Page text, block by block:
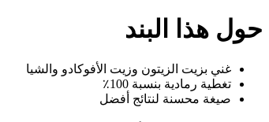
حول هذا البند
غني بزيت الزيتون وزيت الأفوكادو والشيا
تغطية رمادية بنسبة 100٪
صيغة محسنة لنتائج أفضل